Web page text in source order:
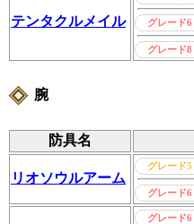
テンタクルメイル グレード6
グレード8
腕
防具名
リオソウルアーム
グレード5
グレード6
グレード6